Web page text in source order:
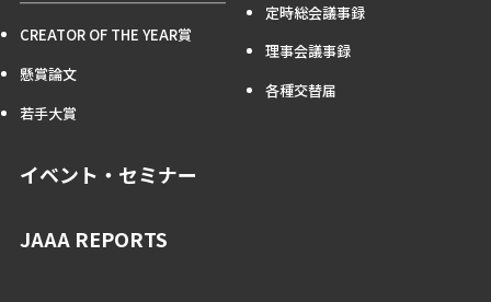
CREATOR OF THE YEAR賞
懸賞論文
若手大賞
イベント・セミナー
JAAA REPORTS
定時総会議事録
理事会議事録
各種交替届